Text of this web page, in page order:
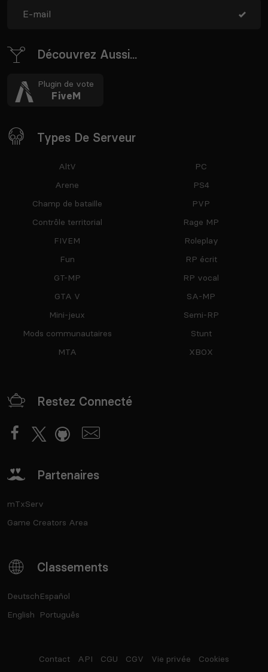
Découvrez Aussi...
Plugin de vote
FiveM
Types De Serveur
AltV
Arene
Champ de bataille
Contrôle territorial
FIVEM
Fun
GT-MP
GTA V
Mini-jeux
Mods communautaires
MTA
PC
PS4
PVP
Rage MP
Roleplay
RP écrit
RP vocal
SA-MP
Semi-RP
Stunt
XBOX
Restez Connecté
Partenaires
mTxServ
Game Creators Area
Classements
Deutsch
English
Español
Português
Contact API CGU CGV Vie privée Cookies